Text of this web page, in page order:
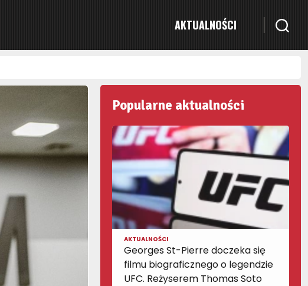
AKTUALNOŚCI
Popularne aktualności
AKTUALNOŚCI
Georges St-Pierre doczeka się
filmu biograficznego o legendzie
UFC. Reżyserem Thomas Soto